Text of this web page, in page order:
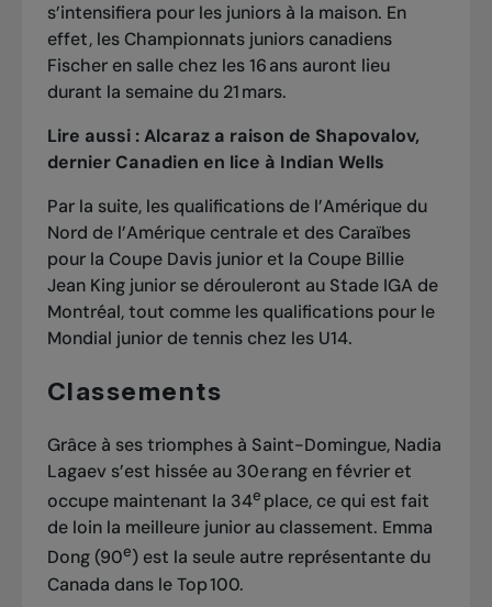
s’intensifiera pour les juniors à la maison. En
effet, les Championnats juniors canadiens
Fischer en salle chez les 16 ans auront lieu
durant la semaine du 21 mars.
Lire aussi :Alcaraz a raison de Shapovalov,
dernier Canadien en lice à Indian Wells
Par la suite, les qualifications de l’Amérique du
Nord de l’Amérique centrale et des Caraïbes
pour la Coupe Davis junior et la Coupe Billie
Jean King junior se dérouleront au Stade IGA de
Montréal, tout comme les qualifications pour le
Mondial junior de tennis chez les U14.
Classements
Grâce à ses triomphes à Saint-Domingue, Nadia
Lagaev s’est hissée au 30e rang en février et
occupe maintenant la 34e place, ce qui est fait
de loin la meilleure junior au classement. Emma
Dong (90e) est la seule autre représentante du
Canada dans le Top 100.